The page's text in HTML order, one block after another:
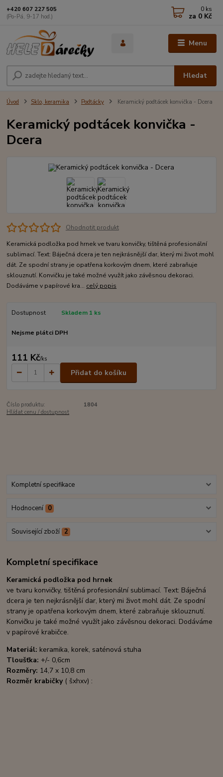
Menu
Hledat
+420 607 227 505
(Po-Pá, 9-17 hod.)
0 ks
za 0 Kč
Úvod Sklo, keramika Podtácky Keramický podtácek konvička - Dcera
Keramický podtácek konvička -
Dcera
Ohodnotit produkt
Keramická podložka pod hrnek ve tvaru konvičky, tištěná profesionální
sublimací. Text: Báječná dcera je ten nejkrásnější dar, který mi život mohl
dát. Ze spodní strany je opatřena korkovým dnem, které zabraňuje
sklouznutí. Konvičku je také možné využít jako závěsnou dekoraci.
Dodáváme v papírové kra... celý popis
Dostupnost Skladem 1 ks
Nejsme plátci DPH
111 Kč/ks
Přidat do košíku
Číslo produktu:
1804
Hlídat cenu / dostupnost
Kompletní specifikace
Hodnocení 0
Související zboží 2
Kompletní specifikace
Keramická podložka pod hrnek
ve tvaru konvičky, tištěná profesionální sublimací. Text: Báječná
dcera je ten nejkrásnější dar, který mi život mohl dát. Ze spodní
strany je opatřena korkovým dnem, které zabraňuje sklouznutí.
Konvičku je také možné využít jako závěsnou dekoraci. Dodáváme
v papírové krabičce.
Materiál: keramika, korek, saténová stuha
Tloušťka: +/- 0,6cm
Rozměry: 14,7 x 10,8 cm
Rozměr krabičky ( šxhxv) :